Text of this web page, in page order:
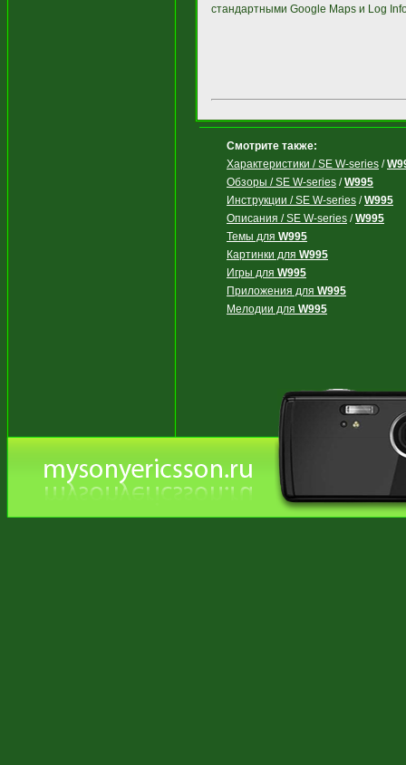
стандартными Google Maps и Log
Смотрите также:
Характеристики / SE W-series /
Обзоры / SE W-series /W995
Инструкции / SE W-series /W995
Описания / SE W-series /W995
Темы для W995
Картинки для W995
Игры для W995
Приложения для W995
Мелодии для W995